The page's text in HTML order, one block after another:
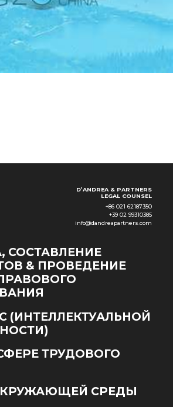
ПЕРЕДИСЛОКАЦИЯ И
С МЕСТНЫМИ
D’ANDREA & PARTNERS
LEGAL COUNSEL
+86 021 62187350
+39 02 99310385
info@dandreapartners.com
СОСТАВЛЕНИЕ
& ПРОВЕДЕНИЕ
(ИНТЕЛЛЕКТУАЛЬНОЙ
ТРУДОВОГО
СРЕДЫ